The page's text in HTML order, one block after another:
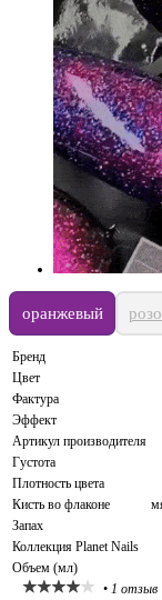
оранжевый
Бренд
Цвет
Фактура
Эффект
Артикул производителя
Густота
Плотность цвета
Кисть во флаконе
Запах
Коллекция Planet Nails
Объем (мл)
• 1 отзыв